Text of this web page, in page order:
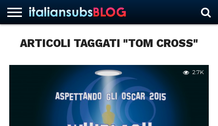
NEWS
ASCOLTI
RECENSIONI
INTERVISTE
CURIOSITÀ
CHI
CONTATTACI
FORUM
ITALIANSUBS
ARTICOLI TAGGATI "TOM CROSS"
2.7K